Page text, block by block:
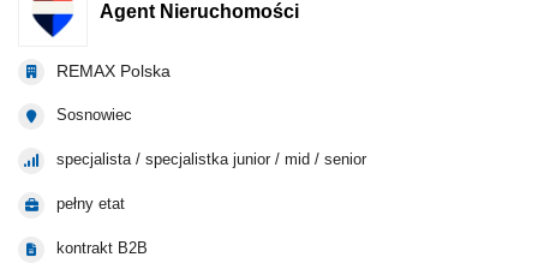
Agent Nieruchomości
REMAX Polska
Sosnowiec
specjalista / specjalistka junior / mid / senior
pełny etat
kontrakt B2B